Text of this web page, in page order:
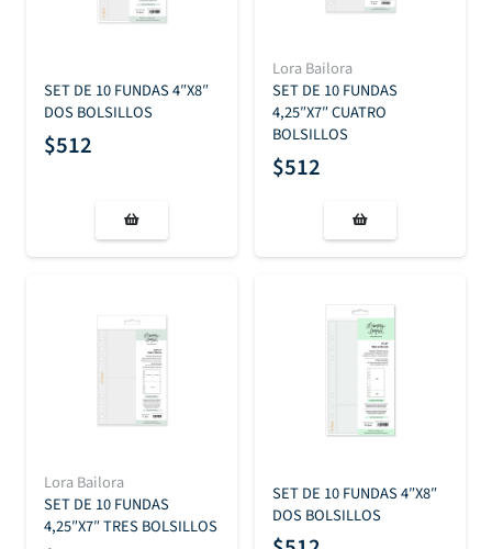
SET DE 10 FUNDAS 4″X8″
DOS BOLSILLOS
$512
Lora Bailora
SET DE 10 FUNDAS
4,25″X7″ CUATRO
BOLSILLOS
$512
Lora Bailora
SET DE 10 FUNDAS
4,25″X7″ TRES BOLSILLOS
SET DE 10 FUNDAS 4″X8″
DOS BOLSILLOS